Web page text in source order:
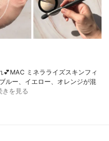
ミネラライズスキンフィ
ルー、イエロー、オレンジが混
きを見る